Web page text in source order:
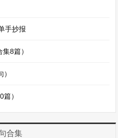
舱，我走进去体验了一把
太空生活的奥秘。在互动
宝库，我在里面学到了许
获满满。
手抄报
8篇）
）
合集